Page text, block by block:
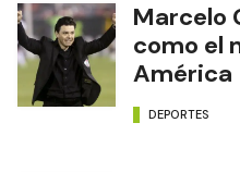
Marcelo
como el
América
DEPORTES